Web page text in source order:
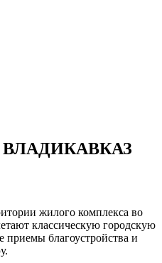
ВЛАДИКАВКАЗ
жилого комплекса во
классическую городскую
приемы благоустройства и